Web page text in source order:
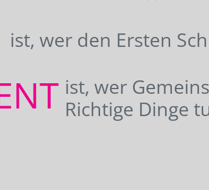
ist, wer den Ersten
ist, wer
Richtige Dinge